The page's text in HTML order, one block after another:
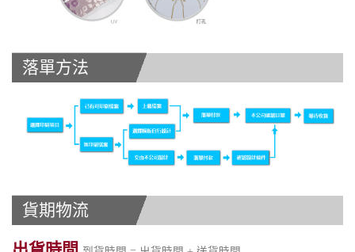
落單方法
貨期物流